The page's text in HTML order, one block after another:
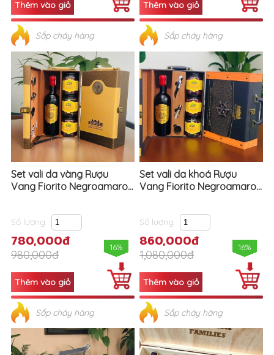
Sắp cháy hàng Sắp cháy hàng
Set vali da vàng Rượu
Vang Fiorito Negroamaro...
Số lượng
780,000đ
980,000đ
16%
Sắp cháy hàng
Set vali da khoá Rượu
Vang Fiorito Negroamaro...
Số lượng
860,000đ
1,080,000đ
16%
Sắp cháy hàng